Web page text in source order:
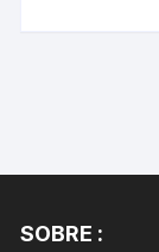
SOBRE :